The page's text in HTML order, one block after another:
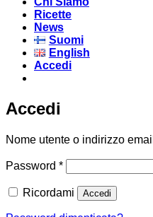
Ricette
News
Suomi
English
Accedi
Accedi
Nome utente o indirizzo email
Password *Richiesto
Ricordami Accedi